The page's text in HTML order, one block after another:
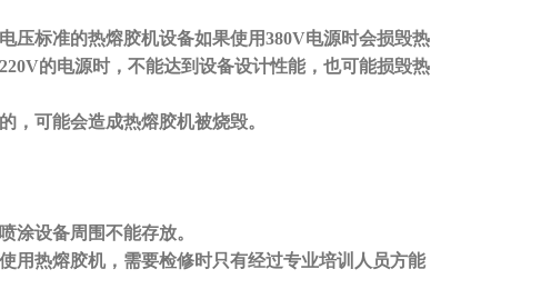
压标准的热熔胶机设备如果使用380V电源时会损毁热
的电源时，不能达到设备设计性能，也可能损毁热
上。
，可能会造成热熔胶机被烧毁。
喷涂设备周围不能存放。
用热熔胶机，需要检修时只有经过专业培训人员方能